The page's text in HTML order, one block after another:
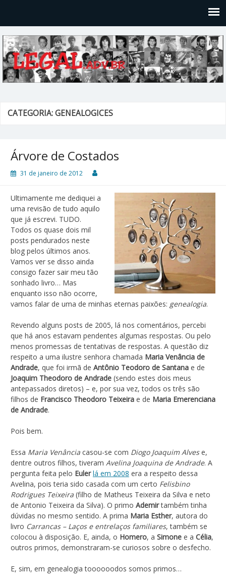
CATEGORIA: GENEALOGICES
Árvore de Costados
31 de janeiro de 2012
Ultimamente me dediquei a
uma revisão de tudo aquilo
que já escrevi. TUDO.
Todos os quase dois mil
posts pendurados neste
blog pelos últimos anos.
Vamos ver se disso ainda
consigo fazer sair meu tão
sonhado livro… Mas
enquanto isso não ocorre,
vamos falar de uma de minhas eternas paixões: genealogia.
Revendo alguns posts de 2005, lá nos comentários, percebi
que há anos estavam pendentes algumas respostas. Ou pelo
menos promessas de tentativas de respostas. A questão diz
respeito a uma ilustre senhora chamada Maria Venância de
Andrade, que foi irmã de Antônio Teodoro de Santana e de
Joaquim Theodoro de Andrade (sendo estes dois meus
antepassados diretos) – e, por sua vez, todos os três são
filhos de Francisco Theodoro Teixeira e de Maria Emerenciana
de Andrade.
Pois bem.
Essa Maria Venância casou-se com Diogo Joaquim Alvese,
dentre outros filhos, tiveram Avelina Joaquina de Andrade. A
pergunta feita pelo Euler lá em 2008 era a respeito dessa
Avelina, pois teria sido casada com um certo Felisbino
Rodrigues Teixeira (filho de Matheus Teixeira da Silva e neto
de Antonio Teixeira da Silva). O primo Ademirtambém tinha
dúvidas no mesmo sentido. A prima Maria Esther, autora do
livro Carrancas – Laços e entrelaços familiares, também se
colocou à disposição. E, ainda, o Homero, a Simone e a Célia,
outros primos, demonstraram-se curiosos sobre o desfecho.
E, sim, em genealogia toooooodos somos primos…